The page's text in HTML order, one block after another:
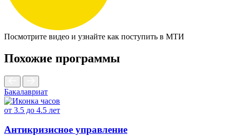
Посмотрите видео и узнайте как поступить в МТИ
Похожие программы
Бакалавриат
от 3.5 до 4.5 лет
Антикризисное управление